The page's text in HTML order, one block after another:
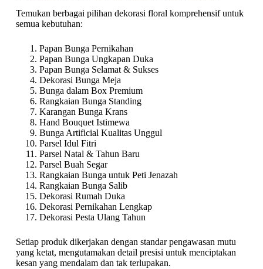
Temukan berbagai pilihan dekorasi floral komprehensif untuk
semua kebutuhan:
Papan Bunga Pernikahan
Papan Bunga Ungkapan Duka
Papan Bunga Selamat & Sukses
Dekorasi Bunga Meja
Bunga dalam Box Premium
Rangkaian Bunga Standing
Karangan Bunga Krans
Hand Bouquet Istimewa
Bunga Artificial Kualitas Unggul
Parsel Idul Fitri
Parsel Natal & Tahun Baru
Parsel Buah Segar
Rangkaian Bunga untuk Peti Jenazah
Rangkaian Bunga Salib
Dekorasi Rumah Duka
Dekorasi Pernikahan Lengkap
Dekorasi Pesta Ulang Tahun
Setiap produk dikerjakan dengan standar pengawasan mutu
yang ketat, mengutamakan detail presisi untuk menciptakan
kesan yang mendalam dan tak terlupakan.